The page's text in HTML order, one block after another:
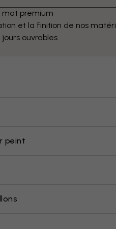
mat premium
et la finition de nos
ouvrables
peint